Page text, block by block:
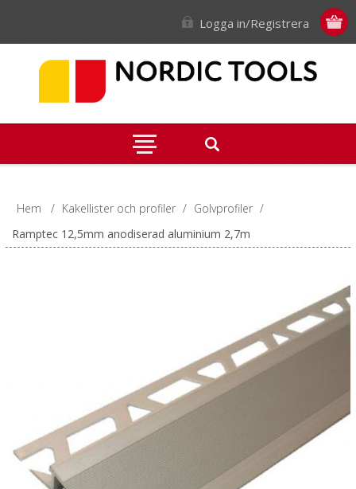
Logga in/Registrera
Hem / Kakellister och profiler / Golvprofiler /
Ramptec 12,5mm anodiserad aluminium 2,7m